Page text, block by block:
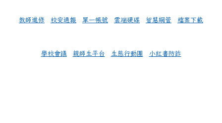
教師進修 校安通報 單一帳號 雲端硬碟 智慧網管 檔案下載
學校會議 親師生平台 生態行動團 小紅書防詐